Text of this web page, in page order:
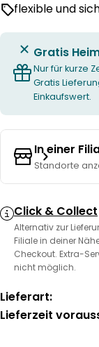
flexible und
Gratis
Nur für kurze
Gratis
Einkaufswert.
In einer
Standorte
Click & Collect
Alternativ zur
Filiale in deiner
Checkout. Extra-
nicht möglich.
Lieferart:
Lieferzeit